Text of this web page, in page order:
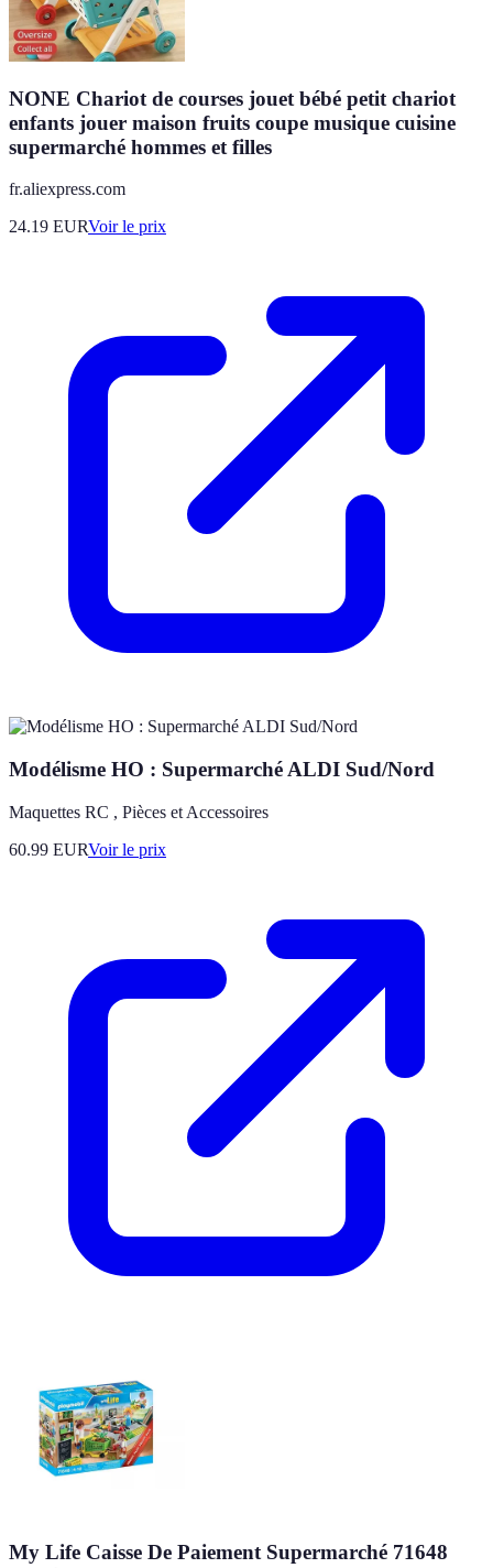
NONE Chariot de courses jouet bébé petit chariot
enfants jouer maison fruits coupe musique cuisine
supermarché hommes et filles
fr.aliexpress.com
24.19 EURVoir le prix
Modélisme HO : Supermarché ALDI Sud/Nord
Maquettes RC , Pièces et Accessoires
60.99 EURVoir le prix
My Life Caisse De Paiement Supermarché 71648